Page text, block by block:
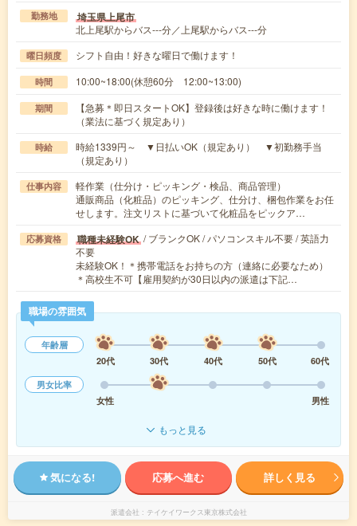
勤務地 埼玉県上尾市
北上尾駅からバス---分／上尾駅からバス---分
曜日頻度 シフト自由！好きな曜日で働けます！
時間 10:00~18:00(休憩60分 12:00~13:00)
期間
【急募＊即日スタートOK】登録後は好きな時に働けます！
（業法に基づく規定あり）
時給
時給1339円～ ▼日払いOK（規定あり） ▼初勤務手当
（規定あり）
仕事内容
軽作業（仕分け・ピッキング・検品、商品管理）
通販商品（化粧品）のピッキング、仕分け、梱包作業をお任
せします。注文リストに基づいて化粧品をピックア…
応募資格 職種未経験OK / ブランクOK / パソコンスキル不要 / 英語力
不要
未経験OK！＊携帯電話をお持ちの方（連絡に必要なため）
＊高校生不可【雇用契約が30日以内の派遣は下記…
職場の雰囲気
年齢層
20代
30代 40代 50代
60代
男女比率
女性
男性
もっと見る
気になる! 応募へ進む 詳しく見る
派遣会社 テイケイワークス東京株式会社